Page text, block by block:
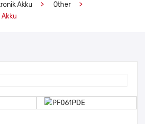
Akku
Other
Akku